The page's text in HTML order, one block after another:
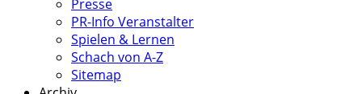
Presse
PR-Info Veranstalter
Spielen & Lernen
Schach von A-Z
Sitemap